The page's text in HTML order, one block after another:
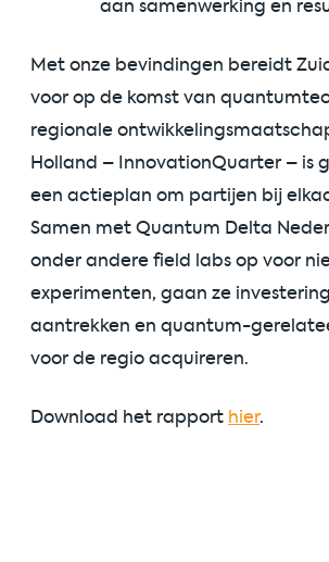
aan samenwerking en
Met onze bevindingen bereidt
voor op de komst van
regionale
Holland – InnovationQuarter – is
een actieplan om partijen bij
Samen met Quantum Delta
onder andere field labs op voor
experimenten, gaan ze
aantrekken en quantum-
voor de regio acquireren.
Download het rapport hier.